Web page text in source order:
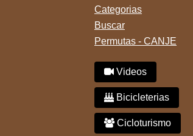
Categorias
Buscar
Permutas - CANJE
Videos
Bicicleterias
Cicloturismo